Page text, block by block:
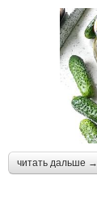
читать дальше →